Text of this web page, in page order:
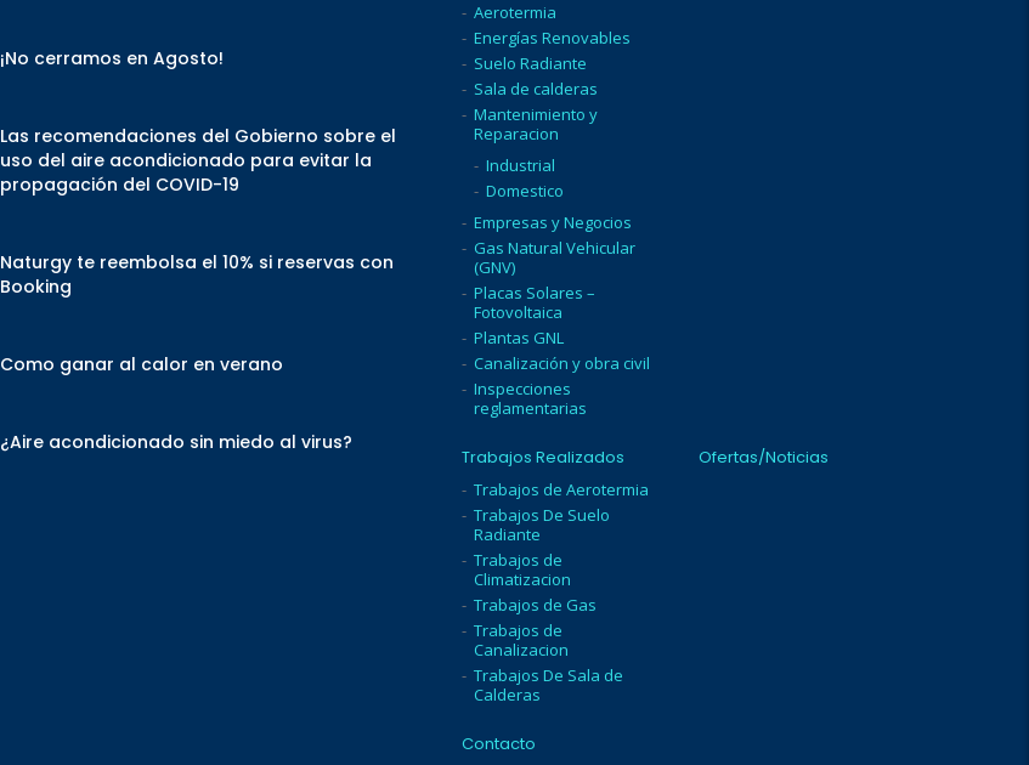
¡No cerramos en Agosto!
Las recomendaciones del Gobierno sobre el
uso del aire acondicionado para evitar la
propagación del COVID-19
Naturgy te reembolsa el 10% si reservas con
Booking
Como ganar al calor en verano
¿Aire acondicionado sin miedo al virus?
Aerotermia
Energías Renovables
Suelo Radiante
Sala de calderas
Mantenimiento y
Reparacion
Industrial
Domestico
Empresas y Negocios
Gas Natural Vehicular
(GNV)
Placas Solares –
Fotovoltaica
Plantas GNL
Canalización y obra civil
Inspecciones
reglamentarias
Trabajos Realizados
Trabajos de Aerotermia
Trabajos De Suelo
Radiante
Trabajos de
Climatizacion
Trabajos de Gas
Trabajos de
Canalizacion
Trabajos De Sala de
Calderas
Ofertas/Noticias
Contacto